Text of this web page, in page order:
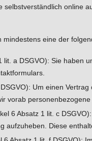
selbstverständlich online
eine der
lit. a DSGVO): Sie haben
Um einen
vorab personenbezogene
6 Absatz 1 lit. c
aufzuheben. Diese